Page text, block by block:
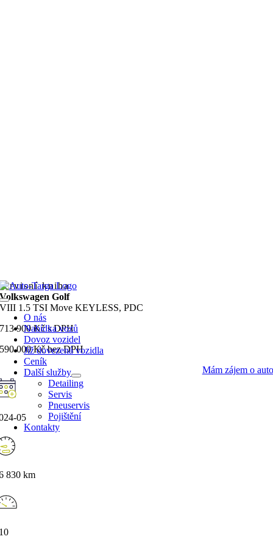
Přeskočit
na
obsah
Toggle
Navigation
O nás
Nabídka vozů
Dovoz vozidel
Již dovezená vozidla
Ceník
Další služby
Detailing
Servis
Pneuservis
Pojištění
Kontakty
servisní kniha
Volkswagen Golf
VIII 1.5 TSI Move KEYLESS, PDC
713 900 Kč s DPH
590 000 Kč bez DPH
Mám zájem o auto
05
830 km